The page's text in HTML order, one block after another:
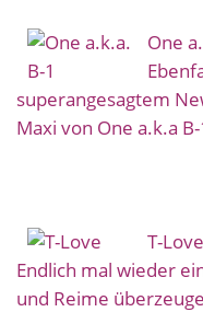
One
superangesagtem
Maxi von One a.k.a
T-
Endlich mal wieder
und Reime